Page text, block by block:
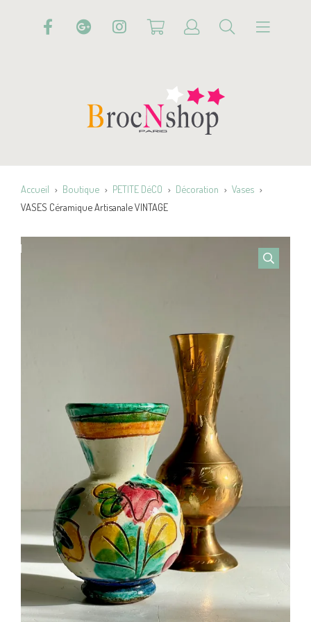
Accueil Boutique PETITE DéCO Décoration
Vases
VASES Céramique Artisanale VINTAGE